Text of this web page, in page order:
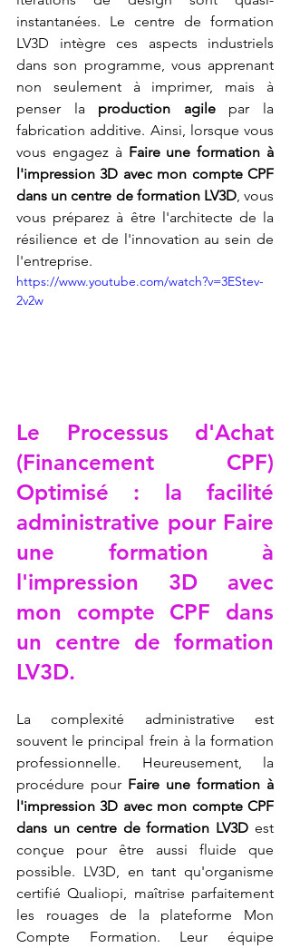
instantanées. Le centre de formation
LV3D intègre ces aspects industriels
dans son programme, vous apprenant
non seulement à imprimer, mais à
penser la production agile par la
fabrication additive. Ainsi, lorsque vous
vous engagez à Faire une formation à
l'impression 3D avec mon compte CPF
dans un centre de formation LV3D, vous
vous préparez à être l'architecte de la
résilience et de l'innovation au sein de
l'entreprise.
https://www.youtube.com/watch?v=3EStev-
2v2w
Le Processus d'Achat
(Financement CPF)
Optimisé : la facilité
administrative pour Faire
une formation à
l'impression 3D avec
mon compte CPF dans
un centre de formation
LV3D.
La complexité administrative est
souvent le principal frein à la formation
professionnelle. Heureusement, la
procédure pour Faire une formation à
l'impression 3D avec mon compte CPF
dans un centre de formation LV3D est
conçue pour être aussi fluide que
possible. LV3D, en tant qu'organisme
certifié Qualiopi, maîtrise parfaitement
les rouages de la plateforme Mon
Compte Formation. Leur équipe